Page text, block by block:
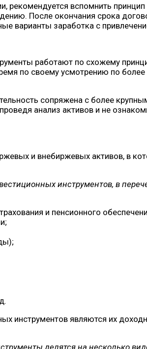
рекомендуется вспомнить
После окончания срока
варианты заработка с
работают по схожему
по своему усмотрению по
сопряжена с более
анализ активов и не
и внебиржевых активов, в
инструментов, в
и пенсионного
инструментов являются их
делятся на несколько